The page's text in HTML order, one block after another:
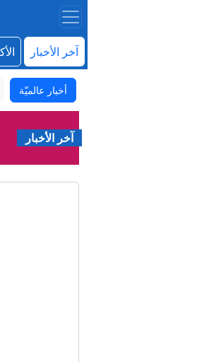
آخر الأخبار
أخبار عالميّة
آخر الأخبار